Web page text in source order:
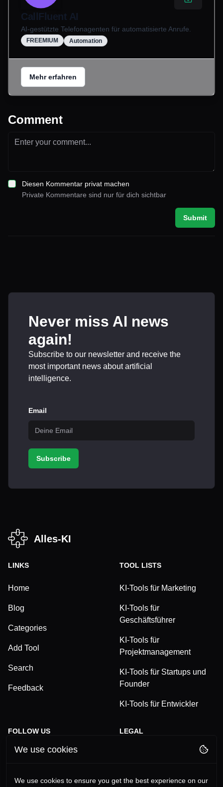
CallFluent AI
AI-gestützte Telefonagenten für automatisierte Anrufe.
FREEMIUM Automation
Mehr erfahren
Comment
Diesen Kommentar privat machen
Private Kommentare sind nur für dich sichtbar
Submit
Never miss AI news
again!
Subscribe to our newsletter and receive the
most important news about artificial
intelligence.
Email
Subscribe
Alles-KI
LINKS
Home
Blog
Categories
Add Tool
Search
Feedback
TOOL LISTS
KI-Tools für Marketing
KI-Tools für
Geschäftsführer
KI-Tools für
Projektmanagement
KI-Tools für Startups und
Founder
KI-Tools für Entwickler
FOLLOW US
TikTok
LEGAL
We use cookies
We use cookies to ensure you get the best experience on our